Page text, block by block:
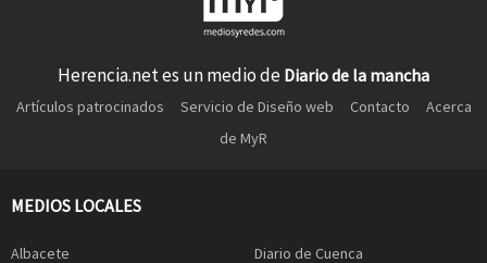
Herencia.net es un medio de Diario de la mancha
Artículos patrocinados Servicio de Diseño web Contacto
Acerca
de MyR
MEDIOS LOCALES
Albacete Diario de Cuenca